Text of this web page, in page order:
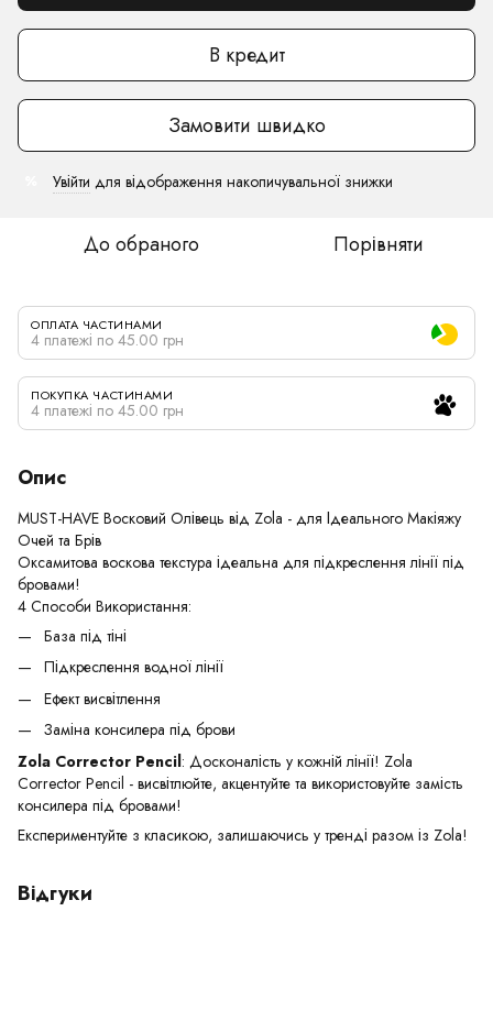
В кредит
Замовити швидко
Увійти для відображення накопичувальної знижки
До обраного Порівняти
ОПЛАТА ЧАСТИНАМИ
4 платежі по 45.00 грн
ПОКУПКА ЧАСТИНАМИ
4 платежі по 45.00 грн
Опис
MUST-HAVE Восковий Олівець від Zola - для Ідеального Макіяжу
Очей та Брів
Оксамитова воскова текстура ідеальна для підкреслення лінії під
бровами!
4 Способи Використання:
База під тіні
Підкреслення водної лінії
Ефект висвітлення
Заміна консилера під брови
Zola Corrector Pencil: Досконалість у кожній лінії! Zola
Corrector Pencil - висвітлюйте, акцентуйте та використовуйте замість
консилера під бровами!
Експериментуйте з класикою, залишаючись у тренді разом із Zola!
Відгуки